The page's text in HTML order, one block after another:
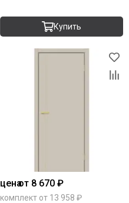
Купить
ценаот 8 670 ₽
комплект от 13 958 ₽